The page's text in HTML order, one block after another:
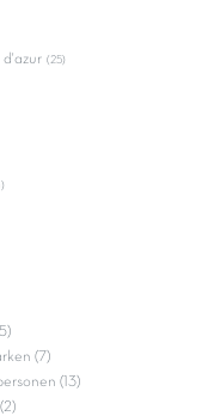
d'azur (25)
(7)
(13)